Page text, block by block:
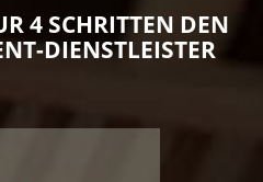
4 SCHRITTEN DEN
DIENSTLEISTER